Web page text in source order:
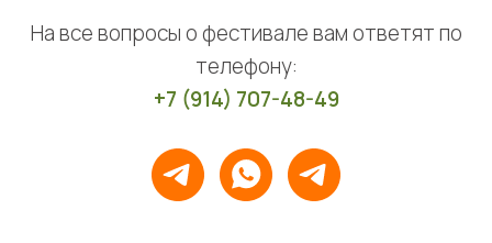
На все вопросы о фестивале вам ответят по
телефону:
+7 (914) 707-48-49